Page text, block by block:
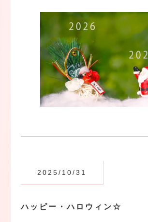
2025/10/31
ハッピー・ハロウィン☆